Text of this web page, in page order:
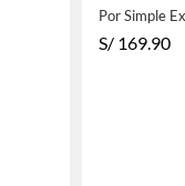
Por Simple
S/ 169.90